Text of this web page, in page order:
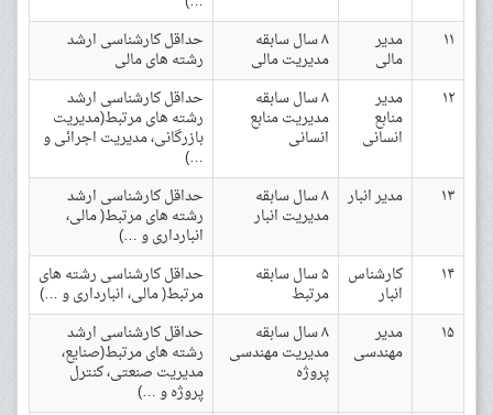
۱۱
مدیر
مالی
۸ سال سابقه
مدیریت مالی
حداقل کارشناسی ارشد
رشته های مالی
۱۲
مدیر
منابع
انسانی
۸ سال سابقه
مدیریت منابع
انسانی
حداقل کارشناسی ارشد
رشته های مرتبط(مدیریت
بازرگانی، مدیریت اجرائی و
…)
۱۳
مدیر انبار ۸ سال سابقه
مدیریت انبار
حداقل کارشناسی ارشد
رشته های مرتبط( مالی،
انبارداری و …)
۱۴
کارشناس
انبار
۵ سال سابقه
مرتبط
حداقل کارشناسی رشته های
مرتبط( مالی، انبارداری و …)
۱۵
مدیر
مهندسی
۸ سال سابقه
مدیریت مهندسی
پروژه
حداقل کارشناسی ارشد
رشته های مرتبط(صنایع،
مدیریت صنعتی، کنترل
پروژه و …)